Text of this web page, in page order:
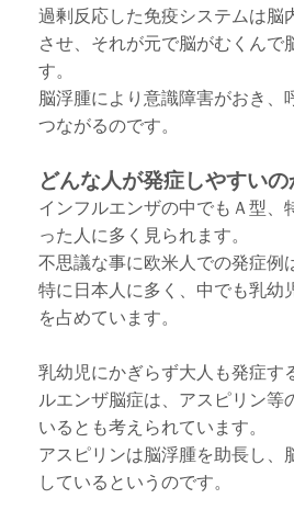
過剰反応した免疫システムは脳
させ、それが元で脳がむくんで
す。
脳浮腫により意識障害がおき、
つながるのです。
どんな人が発症しやすいの
インフルエンザの中でもＡ型、
った人に多く見られます。
不思議な事に欧米人での発症例
特に日本人に多く、中でも乳幼
を占めています。
乳幼児にかぎらず大人も発症す
ルエンザ脳症は、アスピリン等
いるとも考えられています。
アスピリンは脳浮腫を助長し、
しているというのです。